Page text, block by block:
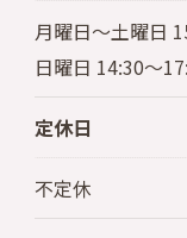
月曜日～土曜日
日曜日 14:30～
定休日
不定休